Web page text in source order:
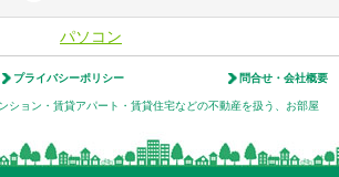
パソコン
プライバシーポリシー 問合せ・会社概要
ション・賃貸アパート・賃貸住宅などの不動産を扱う、お部屋